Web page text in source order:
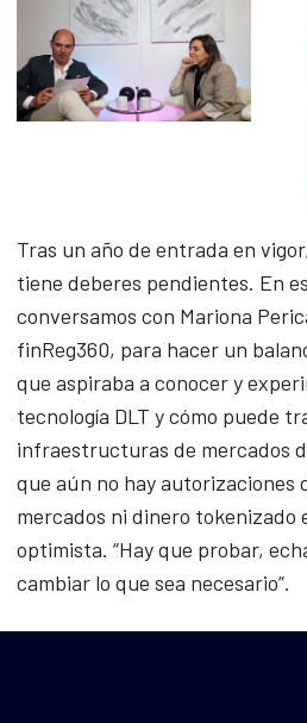
Tras un año de entrada en
tiene deberes pendientes. En
conversamos con Mariona
finReg360, para hacer un
que aspiraba a conocer y
tecnología DLT y cómo puede
infraestructuras de mercados
que aún no hay
mercados ni dinero tokenizado
optimista. “Hay que probar,
cambiar lo que sea necesario”.